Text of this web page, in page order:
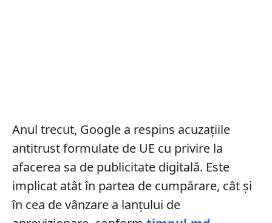
Anul trecut, Google a respins acuzațiile
antitrust formulate de UE cu privire la
afacerea sa de publicitate digitală. Este
implicat atât în partea de cumpărare, cât și
în cea de vânzare a lanțului de